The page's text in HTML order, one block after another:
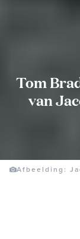
Tom
van
Afbeelding: